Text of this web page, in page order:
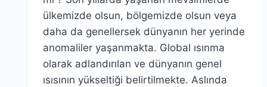
ülkemizde olsun, bölgemizde olsun veya
daha da genellersek dünyanın her yerinde
anomaliler yaşanmakta. Global ısınma
olarak adlandırılan ve dünyanın genel
ısısının yükseltiği belirtilmekte. Aslında